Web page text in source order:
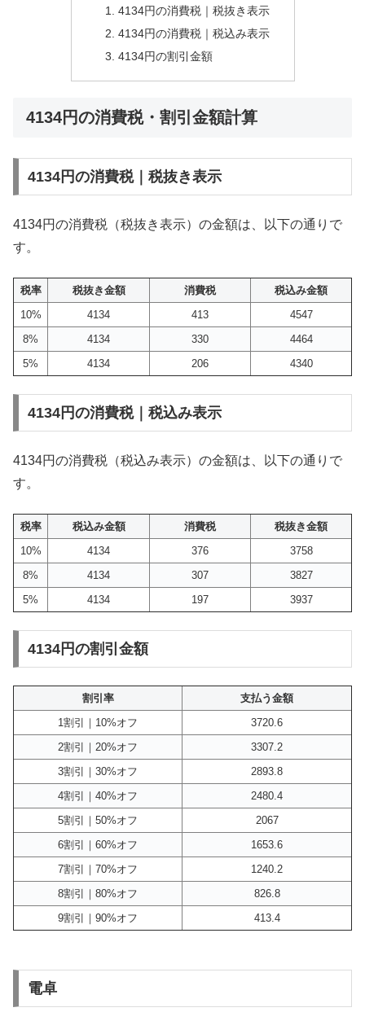
4134円の消費税｜税抜き表示
4134円の消費税｜税込み表示
4134円の割引金額
4134円の消費税・割引金額計算
4134円の消費税｜税抜き表示
4134円の消費税（税抜き表示）の金額は、以下の通りで
す。
税率 税抜き金額 消費税
税込み金額
10%
4134 413
4547
8%
4134 330
4464
5%
4134 206 4340
4134円の消費税｜税込み表示
4134円の消費税（税込み表示）の金額は、以下の通りで
す。
税率 税込み金額 消費税
税抜き金額
10%
4134 376
3758
8%
4134 307
3827
5%
4134 197 3937
4134円の割引金額
割引率
支払う金額
1割引｜10%オフ
3720.6
2割引｜20%オフ
3307.2
3割引｜30%オフ
2893.8
4割引｜40%オフ
2480.4
5割引｜50%オフ
2067
6割引｜60%オフ
1653.6
7割引｜70%オフ
1240.2
8割引｜80%オフ
826.8
9割引｜90%オフ
413.4
電卓